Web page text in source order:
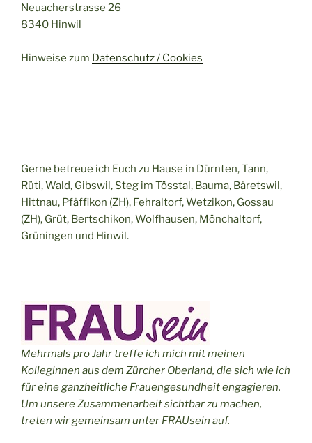
Neuacherstrasse 26
8340 Hinwil
Hinweise zum Datenschutz / Cookies
Gerne betreue ich Euch zu Hause in Dürnten, Tann,
Rüti, Wald, Gibswil, Steg im Tösstal, Bauma, Bäretswil,
Hittnau, Pfäffikon (ZH), Fehraltorf, Wetzikon, Gossau
(ZH), Grüt, Bertschikon, Wolfhausen, Mönchaltorf,
Grüningen und Hinwil.
Mehrmals pro Jahr treffe ich mich mit meinen
Kolleginnen aus dem Zürcher Oberland, die sich wie ich
für eine ganzheitliche Frauengesundheit engagieren.
Um unsere Zusammenarbeit sichtbar zu machen,
treten wir gemeinsam unter FRAUsein auf.